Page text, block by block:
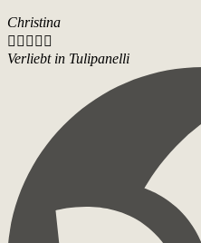
Christina
    
Verliebt in Tulipanelli